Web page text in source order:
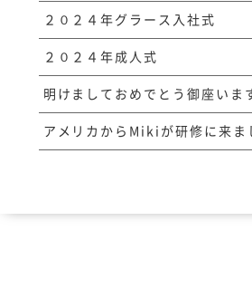
２０２４年グラース入社式
２０２４年成人式
明けましておめでとう御座いま
アメリカからMikiが研修に来ま